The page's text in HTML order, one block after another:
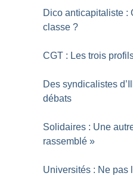
Dico anticapitaliste :
classe ?
CGT : Les trois
Des syndicalistes
débats
Solidaires : Une
rassemblé »
Universités : Ne pas